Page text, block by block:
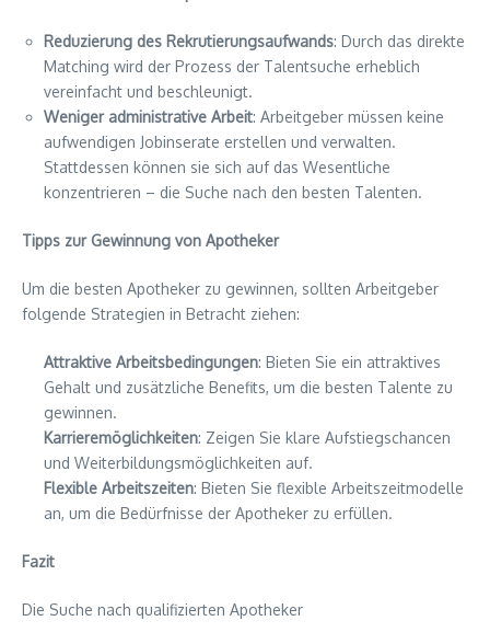
Reduzierung des Rekrutierungsaufwands: Durch das direkte
Matching wird der Prozess der Talentsuche erheblich
vereinfacht und beschleunigt.
Weniger administrative Arbeit: Arbeitgeber müssen keine
aufwendigen Jobinserate erstellen und verwalten.
Stattdessen können sie sich auf das Wesentliche
konzentrieren – die Suche nach den besten Talenten.
Tipps zur Gewinnung von Apotheker
Um die besten Apotheker zu gewinnen, sollten Arbeitgeber
folgende Strategien in Betracht ziehen:
Attraktive Arbeitsbedingungen: Bieten Sie ein attraktives
Gehalt und zusätzliche Benefits, um die besten Talente zu
gewinnen.
Karrieremöglichkeiten: Zeigen Sie klare Aufstiegschancen
und Weiterbildungsmöglichkeiten auf.
Flexible Arbeitszeiten: Bieten Sie flexible Arbeitszeitmodelle
an, um die Bedürfnisse der Apotheker zu erfüllen.
Fazit
Die Suche nach qualifizierten Apotheker